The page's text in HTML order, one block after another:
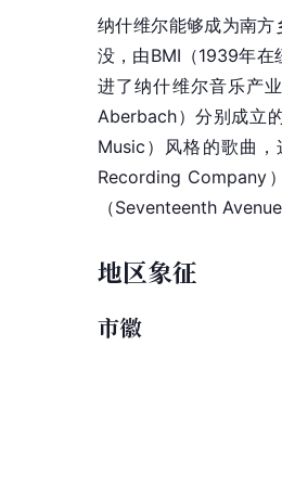
纳什维尔能够成为南方
没，由BMI（1939年在
进了纳什维尔音乐产
Aberbach）分别成立
Music）风格的歌曲
Recording Company
（Seventeenth
地区象征
市徽